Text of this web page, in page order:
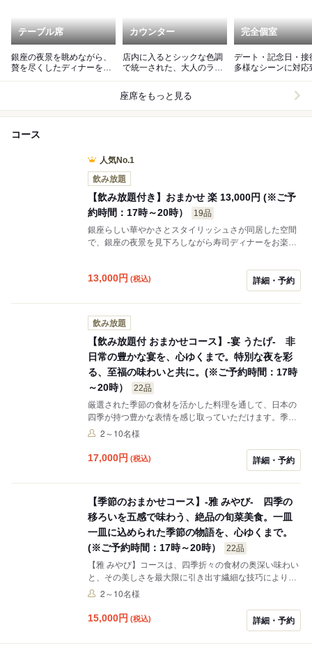
テーブル席
銀座の夜景を眺めながら、
贅を尽くしたディナーを味
カウンター
店内に入るとシックな色調
で統一された、大人のラグ
完全個室
デート・記念日・接
多様なシーンに対応
座席をもっと見る
コース
人気No.1
飲み放題
【飲み放題付き】おまかせ 楽 13,000円 (※ご予
約時間：17時～20時）
19品
銀座らしい華やかさとスタイリッシュさが同居した空間
で、銀座の夜景を見下ろしながら寿司ディナーをお楽し
スを、名柄日本酒、焼酎、ビールほか飲み放題付きでご
堪能いただけます。
13,000円 (税込) 詳細・予約
飲み放題
【飲み放題付 おまかせコース】-宴 うたげ- 非
日常の豊かな宴を、心ゆくまで。特別な夜を彩
る、至福の味わいと共に。(※ご予約時間：17時
～20時）
22品
厳選された季節の食材を活かした料理を通して、日本の
四季が持つ豊かな表情を感じ取っていただけます。季節
の風情を盛り込んだ、目にも舌にも忘れがたい料理の
2～10名様
17,000円 (税込) 詳細・予約
【季節のおまかせコース】-雅 みやび- 四季の
移ろいを五感で味わう、絶品の旬菜美食。一皿
一皿に込められた季節の物語を、心ゆくまで。
(※ご予約時間：17時～20時）
22品
【雅 みやび】コースは、四季折々の食材の奥深い味わい
と、その美しさを最大限に引き出す繊細な技巧により、
日本の四季が持つ豊かな表情を感じ取っていただけま
料理の数々を、穏やかな空間でじっくりとご堪能くださ
2～10名様
15,000円 (税込) 詳細・予約